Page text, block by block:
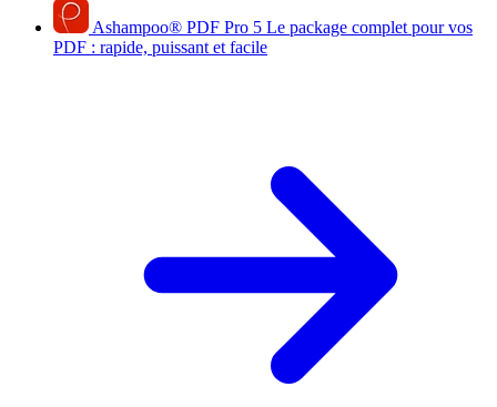
Ashampoo® PDF Pro 5 Le package complet pour vos
PDF : rapide, puissant et facile